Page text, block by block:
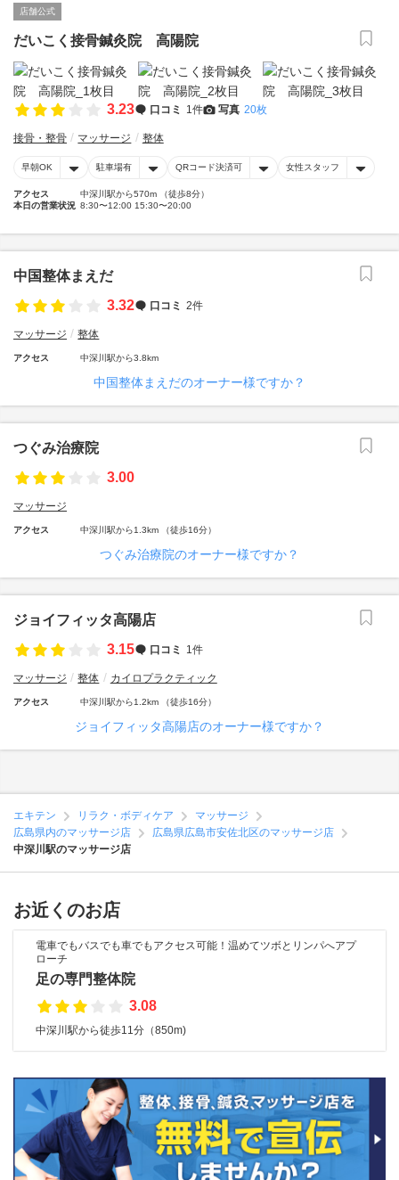
店舗公式
だいこく接骨鍼灸院 高陽院
3.23 口コミ 1件 写真 20枚
接骨・整骨 マッサージ 整体
早朝OK 駐車場有 QRコード決済可 女性スタッフ
アクセス
中深川駅から570m （徒歩8分）
本日の営業状況 8:30〜12:00 15:30〜20:00
中国整体まえだ
3.32
口コミ 2件
マッサージ 整体
アクセス 中深川駅から3.8km
中国整体まえだのオーナー様ですか？
つぐみ治療院
3.00
マッサージ
アクセス 中深川駅から1.3km （徒歩16分）
つぐみ治療院のオーナー様ですか？
ジョイフィッタ高陽店
3.15
口コミ 1件
マッサージ 整体 カイロプラクティック
アクセス 中深川駅から1.2km （徒歩16分）
ジョイフィッタ高陽店のオーナー様ですか？
エキテン リラク・ボディケア
マッサージ
広島県内のマッサージ店
広島県広島市安佐北区のマッサージ店
中深川駅のマッサージ店
お近くのお店
電車でもバスでも車でもアクセス可能！温めてツボとリンパへアプ
ローチ
足の専門整体院
3.08
中深川駅から徒歩11分（850m)